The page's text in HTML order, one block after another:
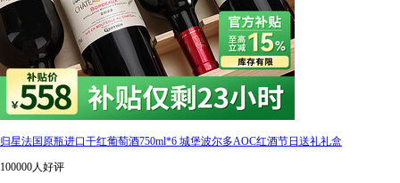
归星法国原瓶进口干红葡萄酒750ml*6 城堡波尔多AOC红酒节日送礼礼盒
100000人好评